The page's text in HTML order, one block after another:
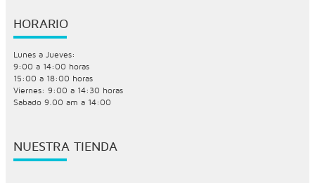
HORARIO
Lunes a Jueves:
9:00 a 14:00 horas
15:00 a 18:00 horas
Viernes: 9:00 a 14:30 horas
Sabado 9.00 am a 14:00
NUESTRA TIENDA